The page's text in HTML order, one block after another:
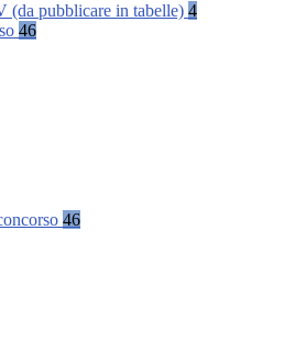
(da pubblicare in tabelle) 4
46
46